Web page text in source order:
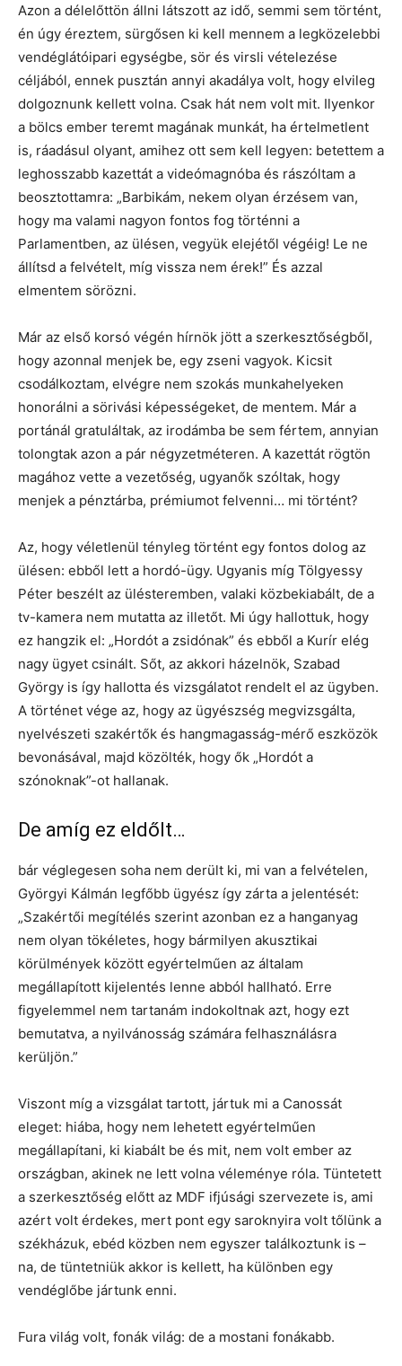
Azon a délelőttön állni látszott az idő, semmi sem történt,
én úgy éreztem, sürgősen ki kell mennem a legközelebbi
vendéglátóipari egységbe, sör és virsli vételezése
céljából, ennek pusztán annyi akadálya volt, hogy elvileg
dolgoznunk kellett volna. Csak hát nem volt mit. Ilyenkor
a bölcs ember teremt magának munkát, ha értelmetlent
is, ráadásul olyant, amihez ott sem kell legyen: betettem a
leghosszabb kazettát a videómagnóba és rászóltam a
beosztottamra: „Barbikám, nekem olyan érzésem van,
hogy ma valami nagyon fontos fog történni a
Parlamentben, az ülésen, vegyük elejétől végéig! Le ne
állítsd a felvételt, míg vissza nem érek!” És azzal
elmentem sörözni.
Már az első korsó végén hírnök jött a szerkesztőségből,
hogy azonnal menjek be, egy zseni vagyok. Kicsit
csodálkoztam, elvégre nem szokás munkahelyeken
honorálni a sörivási képességeket, de mentem. Már a
portánál gratuláltak, az irodámba be sem fértem, annyian
tolongtak azon a pár négyzetméteren. A kazettát rögtön
magához vette a vezetőség, ugyanők szóltak, hogy
menjek a pénztárba, prémiumot felvenni… mi történt?
Az, hogy véletlenül tényleg történt egy fontos dolog az
ülésen: ebből lett a hordó-ügy. Ugyanis míg Tölgyessy
Péter beszélt az ülésteremben, valaki közbekiabált, de a
tv-kamera nem mutatta az illetőt. Mi úgy hallottuk, hogy
ez hangzik el: „Hordót a zsidónak” és ebből a Kurír elég
nagy ügyet csinált. Sőt, az akkori házelnök, Szabad
György is így hallotta és vizsgálatot rendelt el az ügyben.
A történet vége az, hogy az ügyészség megvizsgálta,
nyelvészeti szakértők és hangmagasság-mérő eszközök
bevonásával, majd közölték, hogy ők „Hordót a
szónoknak”-ot hallanak.
De amíg ez eldőlt…
bár véglegesen soha nem derült ki, mi van a felvételen,
Györgyi Kálmán legfőbb ügyész így zárta a jelentését:
„Szakértői megítélés szerint azonban ez a hanganyag
nem olyan tökéletes, hogy bármilyen akusztikai
körülmények között egyértelműen az általam
megállapított kijelentés lenne abból hallható. Erre
figyelemmel nem tartanám indokoltnak azt, hogy ezt
bemutatva, a nyilvánosság számára felhasználásra
kerüljön.”
Viszont míg a vizsgálat tartott, jártuk mi a Canossát
eleget: hiába, hogy nem lehetett egyértelműen
megállapítani, ki kiabált be és mit, nem volt ember az
országban, akinek ne lett volna véleménye róla. Tüntetett
a szerkesztőség előtt az MDF ifjúsági szervezete is, ami
azért volt érdekes, mert pont egy saroknyira volt tőlünk a
székházuk, ebéd közben nem egyszer találkoztunk is –
na, de tüntetniük akkor is kellett, ha különben egy
vendéglőbe jártunk enni.
Fura világ volt, fonák világ: de a mostani fonákabb.